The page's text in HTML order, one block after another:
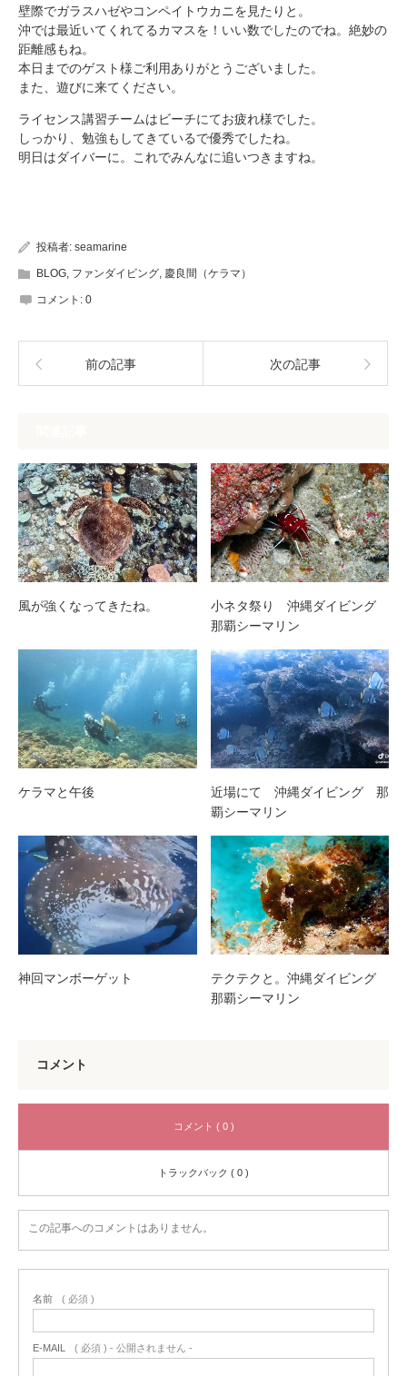
壁際でガラスハゼやコンペイトウカニを見たりと。
沖では最近いてくれてるカマスを！いい数でしたのでね。絶妙の
距離感もね。
本日までのゲスト様ご利用ありがとうございました。
また、遊びに来てください。
ライセンス講習チームはビーチにてお疲れ様でした。
しっかり、勉強もしてきているで優秀でしたね。
明日はダイバーに。これでみんなに追いつきますね。
投稿者: seamarine
BLOG, ファンダイビング, 慶良間（ケラマ）
コメント: 0
前の記事 次の記事
風が強くなってきたね。
小ネタ祭り 沖縄ダイビング
那覇シーマリン
ケラマと午後
近場にて 沖縄ダイビング 那
覇シーマリン
神回マンボーゲット
テクテクと。沖縄ダイビング
那覇シーマリン
コメント
コメント ( 0 )
トラックバック ( 0 )
この記事へのコメントはありません。
名前 ( 必須 )
E-MAIL ( 必須 ) - 公開されません -